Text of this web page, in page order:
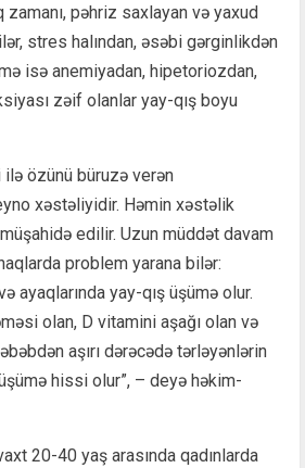
zamanı, pəhriz saxlayan və yaxud
stres halından, əsəbi gərginlikdən
isə anemiyadan, hipetoriozdan,
zəif olanlar yay-qış boyu
ilə özünü büruzə verən
xəstəliyidir. Həmin xəstəlik
edilir. Uzun müddət davam
problem yarana bilər:
ayaqlarında yay-qış üşümə olur.
olan, D vitamini aşağı olan və
aşırı dərəcədə tərləyənlərin
hissi olur”, – deyə həkim-
20-40 yaş arasında qadınlarda